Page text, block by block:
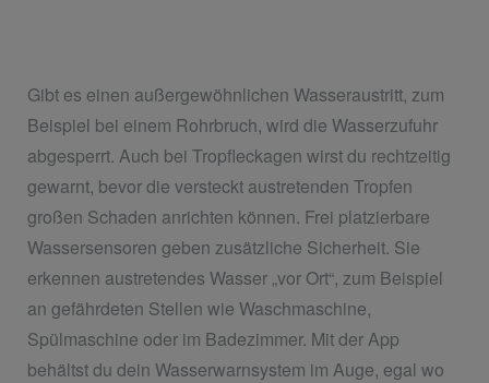
Gibt es einen außergewöhnlichen Wasseraustritt, zum
Beispiel bei einem Rohrbruch, wird die Wasserzufuhr
abgesperrt. Auch bei Tropfleckagen wirst du rechtzeitig
gewarnt, bevor die versteckt austretenden Tropfen
großen Schaden anrichten können. Frei platzierbare
Wassersensoren geben zusätzliche Sicherheit. Sie
erkennen austretendes Wasser „vor Ort“, zum Beispiel
an gefährdeten Stellen wie Waschmaschine,
Spülmaschine oder im Badezimmer. Mit der App
behältst du dein Wasserwarnsystem im Auge, egal wo